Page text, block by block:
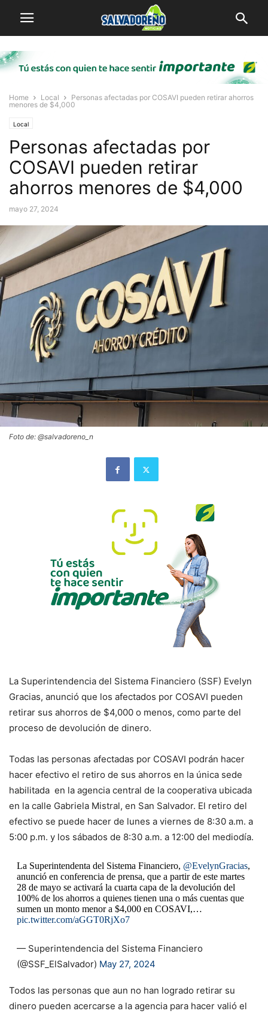
Home Local
Personas afectadas por COSAVI pueden retirar ahorros
menores de $4,000
Local
Personas afectadas por
COSAVI pueden retirar
ahorros menores de $4,000
mayo 27, 2024
Foto de: @salvadoreno_n
La Superintendencia del Sistema Financiero (SSF) Evelyn
Gracias, anunció que los afectados por COSAVI pueden
retirar sus ahorros de $4,000 o menos, como parte del
proceso de devolución de dinero.
Todas las personas afectadas por COSAVI podrán hacer
hacer efectivo el retiro de sus ahorros en la única sede
habilitada en la agencia central de la cooperativa ubicada
en la calle Gabriela Mistral, en San Salvador. El retiro del
efectivo se puede hacer de lunes a viernes de 8:30 a.m. a
5:00 p.m. y los sábados de 8:30 a.m. a 12:00 del mediodía.
La Superintendenta del Sistema Financiero, @EvelynGracias,
anunció en conferencia de prensa, que a partir de este martes
28 de mayo se activará la cuarta capa de la devolución del
100% de los ahorros a quienes tienen una o más cuentas que
sumen un monto menor a $4,000 en COSAVI,…
pic.twitter.com/aGGT0RjXo7
— Superintendencia del Sistema Financiero
(@SSF_ElSalvador) May 27, 2024
Todos las personas que aun no han logrado retirar su
dinero pueden acercarse a la agencia para hacer valió el